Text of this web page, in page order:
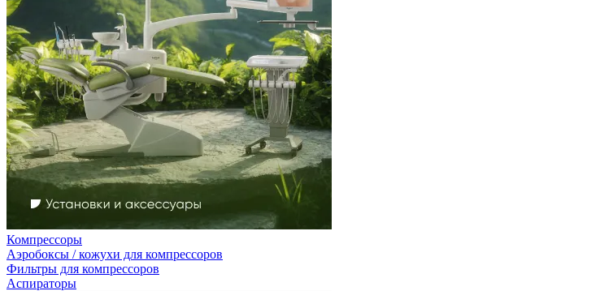
Компрессоры
Аэробоксы / кожухи для компрессоров
Фильтры для компрессоров
Аспираторы